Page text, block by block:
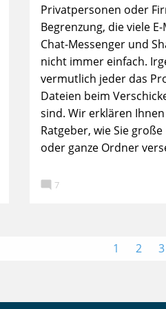
Privatpersonen oder
Begrenzung, die viele
Chat-Messenger und
nicht immer einfach.
vermutlich jeder das
Dateien beim
sind. Wir erklären
Ratgeber, wie Sie
oder ganze Ordner
 7
1 2 3